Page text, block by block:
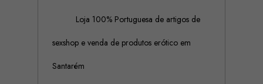
Loja 100% Portuguesa de artigos de
sexshop e venda de produtos erótico em
Santarém